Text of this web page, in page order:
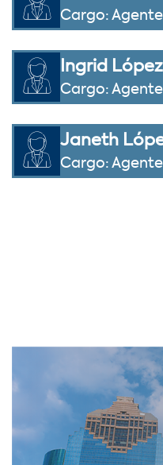
Cargo:
Ingrid López
Cargo:
Janeth
Cargo: